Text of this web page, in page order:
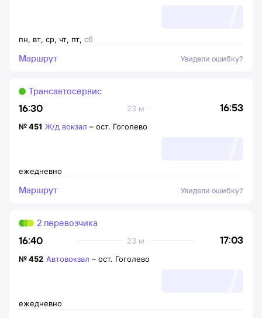
пн, вт, ср, чт, пт, сб
Маршрут Увидели ошибку?
16:30 16:53
23 м
Трансавтосервис
ежедневно
№451 Ж/д вокзал – ост. Гоголево
Маршрут Увидели ошибку?
16:40 17:03
23 м
2 перевозчика
ежедневно
№452 Автовокзал – ост. Гоголево